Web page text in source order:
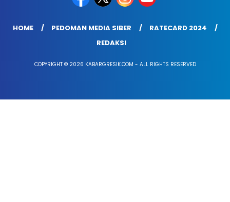
HOME PEDOMAN MEDIA SIBER
RATECARD 2024
REDAKSI
COPYRIGHT © 2026 KABARGRESIK.COM - ALL RIGHTS RESERVED